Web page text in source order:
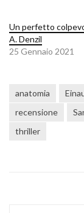
Un perfetto
A. Denzil
25 Gennaio 2021
anatomia
recensione
thriller